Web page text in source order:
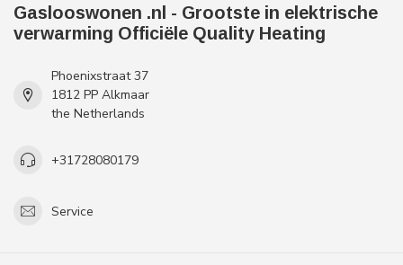
Gaslooswonen .nl - Grootste in elektrische
verwarming Officiële Quality Heating
Phoenixstraat 37
1812 PP Alkmaar
the Netherlands
+31728080179
Service